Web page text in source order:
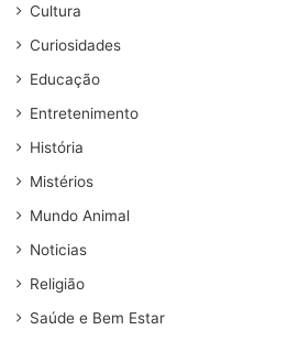
Cultura
Curiosidades
Educação
Entretenimento
História
Mistérios
Mundo Animal
Noticias
Religião
Saúde e Bem Estar